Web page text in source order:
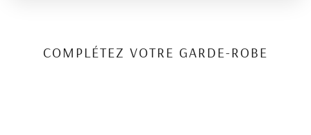
COMPLÉTEZ VOTRE GARDE-ROBE